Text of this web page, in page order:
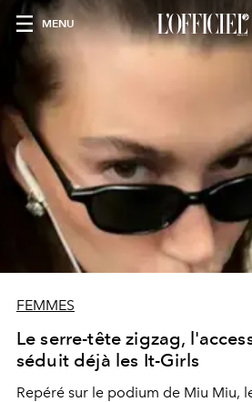
MENU
FEMMES
Le serre-tête zigzag,
séduit déjà les It-Girls
Repéré sur le podium de Miu Miu,